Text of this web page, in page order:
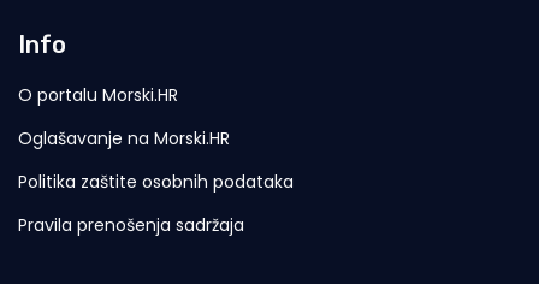
Info
O portalu Morski.HR
Oglašavanje na Morski.HR
Politika zaštite osobnih podataka
Pravila prenošenja sadržaja